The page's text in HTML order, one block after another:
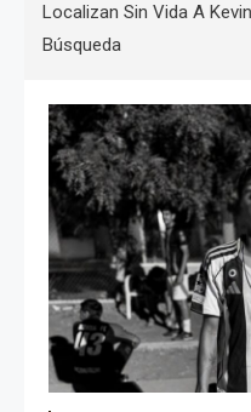
Localizan Sin Vida A
Búsqueda